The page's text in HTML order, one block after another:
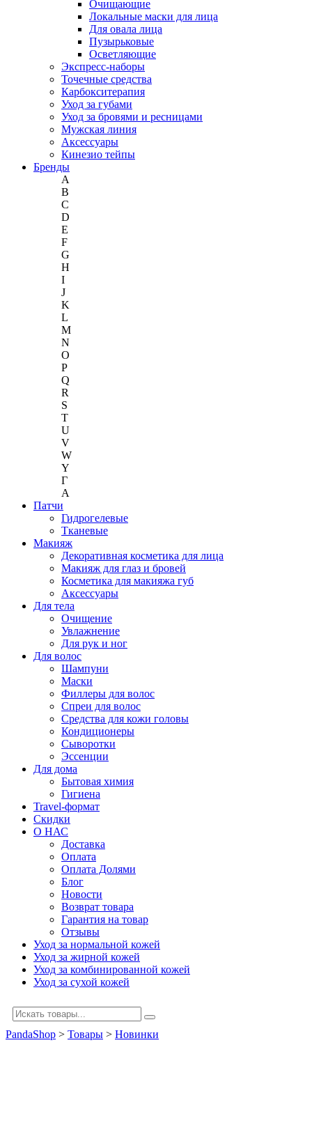
Очищающие
Локальные маски для лица
Для овала лица
Пузырьковые
Осветляющие
Экспресс-наборы
Точечные средства
Карбокситерапия
Уход за губами
Уход за бровями и ресницами
Мужская линия
Аксессуары
Кинезио тейпы
Бренды
A
B
C
D
E
F
G
H
I
J
K
L
M
N
O
P
Q
R
S
T
U
V
W
Y
Г
A
Патчи
Гидрогелевые
Тканевые
Макияж
Декоративная косметика для лица
Макияж для глаз и бровей
Косметика для макияжа губ
Аксессуары
Для тела
Очищение
Увлажнение
Для рук и ног
Для волос
Шампуни
Маски
Филлеры для волос
Спреи для волос
Средства для кожи головы
Кондиционеры
Сыворотки
Эссенции
Для дома
Бытовая химия
Гигиена
Travel-формат
Скидки
О НАС
Доставка
Оплата
Оплата Долями
Блог
Новости
Возврат товара
Гарантия на товар
Отзывы
Уход за нормальной кожей
Уход за жирной кожей
Уход за комбинированной кожей
Уход за сухой кожей
PandaShop > Товары > Новинки